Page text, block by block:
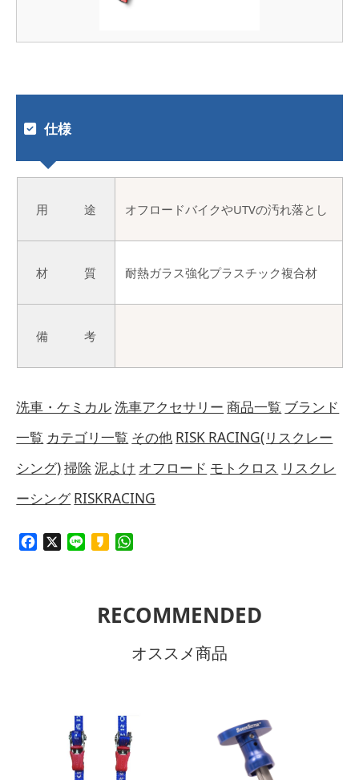
仕様
用 途 オフロードバイクやUTVの汚れ落とし
材 質 耐熱ガラス強化プラスチック複合材
備 考
洗車・ケミカル洗車アクセサリー 商品一覧 ブランド
一覧 カテゴリ一覧 その他 RISK RACING(リスクレー
シング)掃除 泥よけ オフロード モトクロス リスクレ
ーシング RISKRACING
Facebook Line Kakao
RECOMMENDED
オススメ商品